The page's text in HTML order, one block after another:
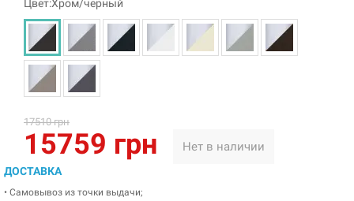
Цвет:Хром/черный
17510 грн
15759 грн Нет в наличии
ДОСТАВКА
• Самовывоз из точки выдачи;